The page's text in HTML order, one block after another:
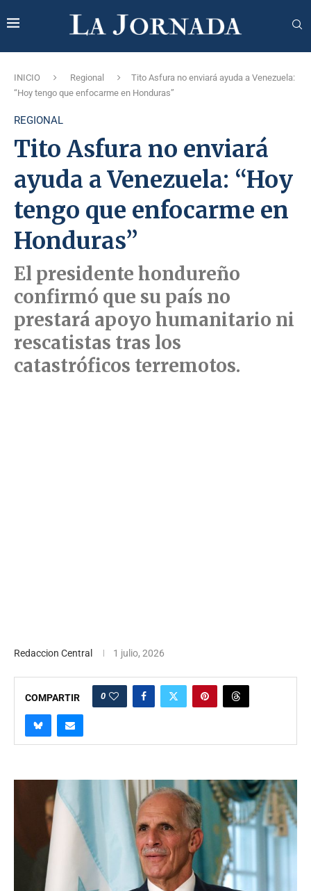
INICIO Regional
Tito Asfura no enviará ayuda a Venezuela:
“Hoy tengo que enfocarme en Honduras”
REGIONAL
Tito Asfura no enviará
ayuda a Venezuela: “Hoy
tengo que enfocarme en
Honduras”
El presidente hondureño
confirmó que su país no
prestará apoyo humanitario ni
rescatistas tras los
catastróficos terremotos.
Redaccion Central 1 julio, 2026
COMPARTIR 0